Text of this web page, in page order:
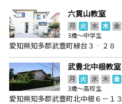
六貫山教室
月 火 水 木 金
3歳～中学生
愛知県知多郡武豊町緑台３‐２８
武豊北中根教室
月 火 水 木 金
3歳～高校生
愛知県知多郡武豊町北中根６－１３